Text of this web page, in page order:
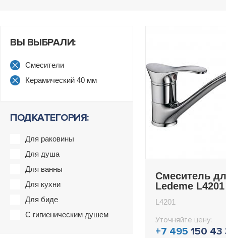
ВЫ ВЫБРАЛИ:
Смесители
Керамический 40 мм
ПОДКАТЕГОРИЯ:
Для раковины
Для душа
Для ванны
Для кухни
Для биде
С гигиеническим душем
Смеситель
Ledeme L4201
L4201
Уточняйте цену:
+7 495 150 43